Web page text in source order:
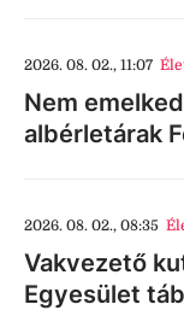
2026. 08. 02., 11:07
Nem
albérletárak
2026. 08. 02., 08:35
Vakvezető
Egyesület